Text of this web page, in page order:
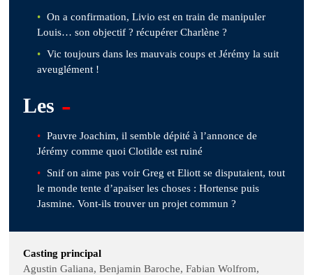
On a confirmation, Livio est en train de manipuler
Louis… son objectif ? récupérer Charlène ?
Vic toujours dans les mauvais coups et Jérémy la suit
aveuglément !
Les -
Pauvre Joachim, il semble dépité à l’annonce de
Jérémy comme quoi Clotilde est ruiné
Snif on aime pas voir Greg et Eliott se disputaient, tout
le monde tente d’apaiser les choses : Hortense puis
Jasmine. Vont-ils trouver un projet commun ?
Casting principal
Agustin Galiana, Benjamin Baroche, Fabian Wolfrom,